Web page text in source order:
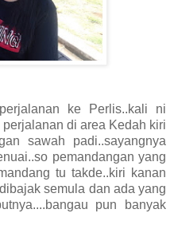
ke Perlis..kali ni
di area Kedah kiri
sawah padi..sayangnya
pemandangan yang
tu takde..kiri kanan
semula dan ada yang
pun banyak